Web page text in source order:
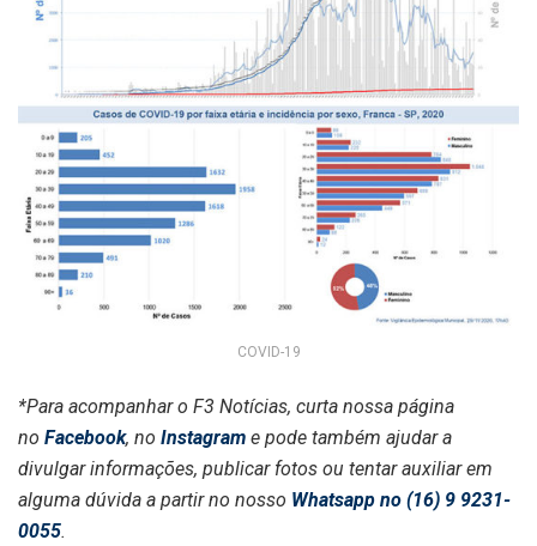
COVID-19
*Para acompanhar o F3 Notícias, curta nossa página
no Facebook, no Instagram e pode também ajudar a
divulgar informações, publicar fotos ou tentar auxiliar em
alguma dúvida a partir no nosso Whatsapp no (16) 9 9231-
0055.